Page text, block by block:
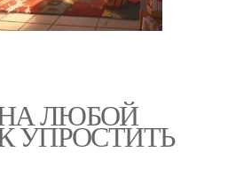
ЛЮБОЙ
УПРОСТИТЬ